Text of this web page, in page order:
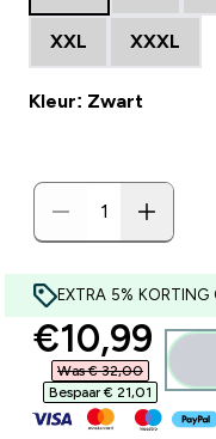
XXL XXXL
Kleur: Zwart
EXTRA 5% KORTING
€10,99‎
Was € 32,00‎
Bespaar € 21,01‎